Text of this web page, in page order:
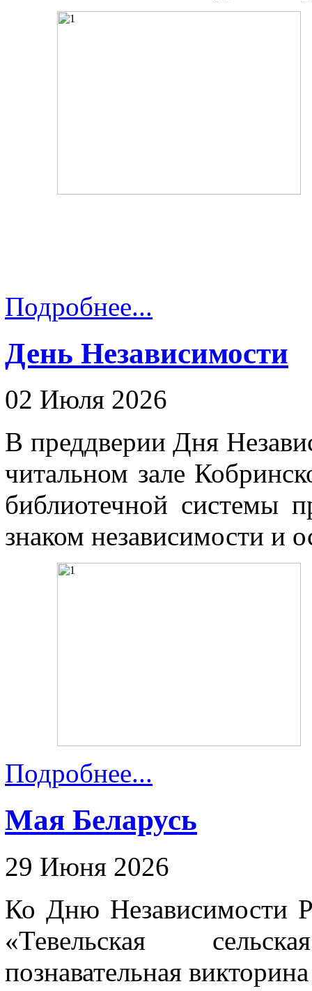
Подробнее...
День Независимости
02 Июля 2026
В преддверии Дня
читальном зале
библиотечной системы
знаком независимости и
Подробнее...
Мая Беларусь
29 Июня 2026
Ко Дню Независимости
«Тевельская
познавательная